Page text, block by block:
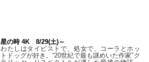
星の時 4K 8/29(土)～
わたしはタイピストで、処⼥で、コーラとホッ
トドッグが好き。“20世紀で最も謎めいた作家”ク